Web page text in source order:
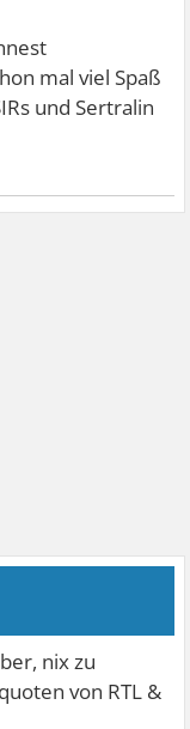
mal viel Spaß
und Sertralin
nix zu
von RTL &